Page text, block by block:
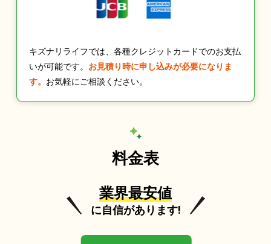
キズナリライフでは、各種クレジットカードでのお支払
いが可能です。 お見積り時に申し込みが必要になりま
す。 お気軽にご相談ください。
料金表
業界最安値
に自信があります!